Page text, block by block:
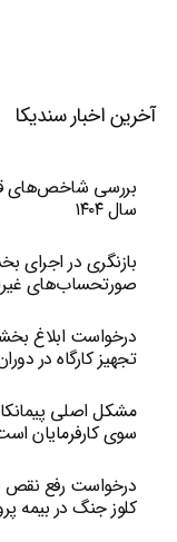
آخرین اخبار سندیکا
بررسی شاخص‌های
سال ۱۴۰۴
بازنگری در اجرای
صورتحساب‌های
درخواست ابلاغ
تجهیز کارگاه در
مشکل اصلی
سوی کارفرمایان
درخواست رفع نقص
کلوز جنگ در بیمه